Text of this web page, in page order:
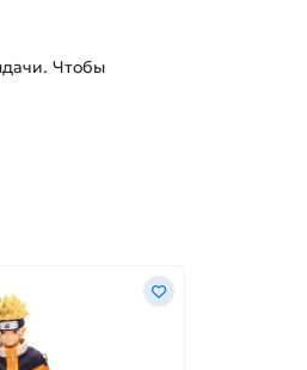
Чтобы